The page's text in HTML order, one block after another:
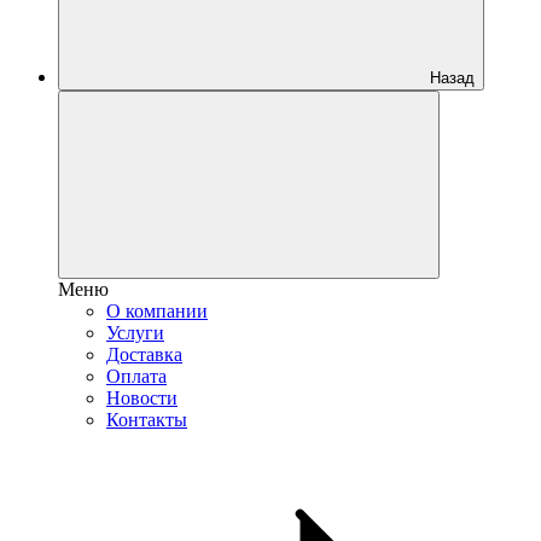
Назад
Меню
О компании
Услуги
Доставка
Оплата
Новости
Контакты